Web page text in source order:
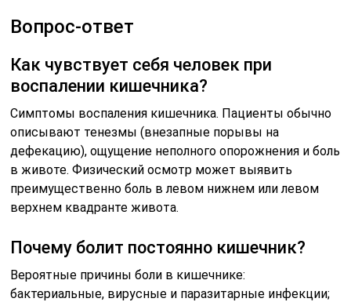
Вопрос-ответ
Как чувствует себя человек при
воспалении кишечника?
Симптомы воспаления кишечника. Пациенты обычно
описывают тенезмы (внезапные порывы на
дефекацию), ощущение неполного опорожнения и боль
в животе. Физический осмотр может выявить
преимущественно боль в левом нижнем или левом
верхнем квадранте живота.
Почему болит постоянно кишечник?
Вероятные причины боли в кишечнике:
бактериальные, вирусные и паразитарные инфекции;